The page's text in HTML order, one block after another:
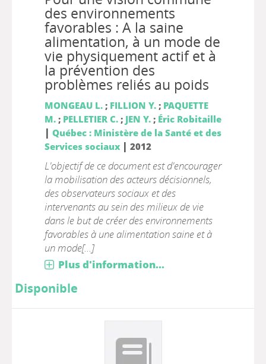
des environnements
favorables : A la saine
alimentation, à un mode de
vie physiquement actif et à
la prévention des
problèmes reliés au poids
MONGEAU L.; FILLION Y.; PAQUETTE
M.; PELLETIER C.; JEN Y.; Éric Robitaille
| Québec : Ministère de la Santé et des
Services sociaux| 2012
L'objectif de ce document est d'encourager
la mobilisation des acteurs décisionnels,
des observateurs sociaux et des
intervenants au sein des milieux de vie
dans le but de créer des environnements
favorables à une alimentation saine et à
un mode[...]
Plus d'information...
Disponible